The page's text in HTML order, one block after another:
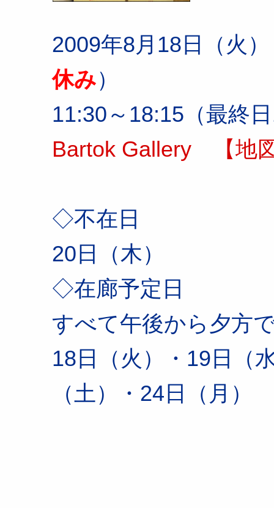
2009年8月18日（火
休み）
11:30～18:15（最終
Bartok Gallery
【地
◇不在日
20日（木）
◇在廊予定日
すべて午後から夕方
18日（火）・19日（
（土）・24日（月）